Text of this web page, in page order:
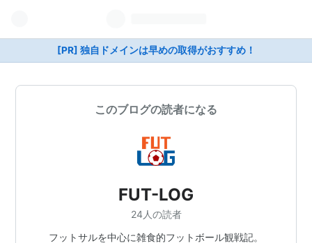
[PR] 独自ドメインは早めの取得がおすすめ！
このブログの読者になる
FUT-LOG
24人の読者
フットサルを中心に雑食的フットボール観戦記。